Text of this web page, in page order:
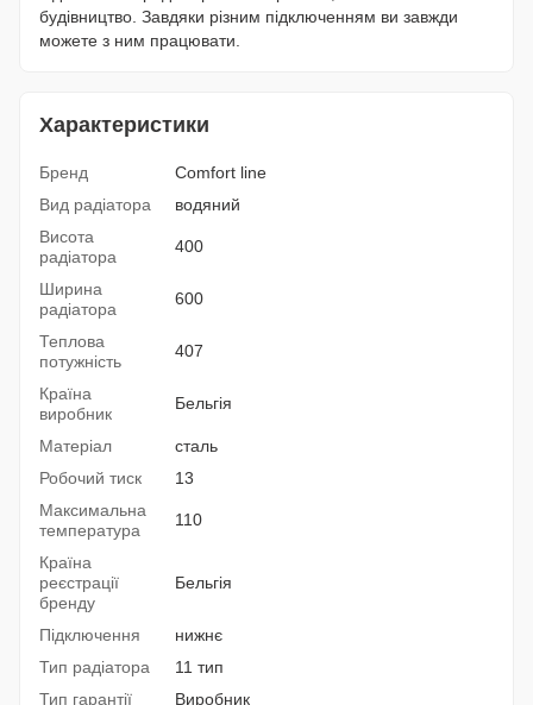
будівництво. Завдяки різним підключенням ви завжди
можете з ним працювати.
Характеристики
Бренд
Comfort line
Вид радіатора
водяний
Висота
радіатора
400
Ширина
радіатора
600
Теплова
потужність
407
Країна
виробник
Бельгія
Матеріал
сталь
Робочий тиск
13
Максимальна
температура
110
Країна
реєстрації
бренду
Бельгія
Підключення
нижнє
Тип радіатора
11 тип
Тип гарантії
Виробник